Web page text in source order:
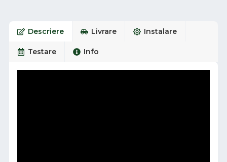
Descriere Livrare Instalare
Testare Info